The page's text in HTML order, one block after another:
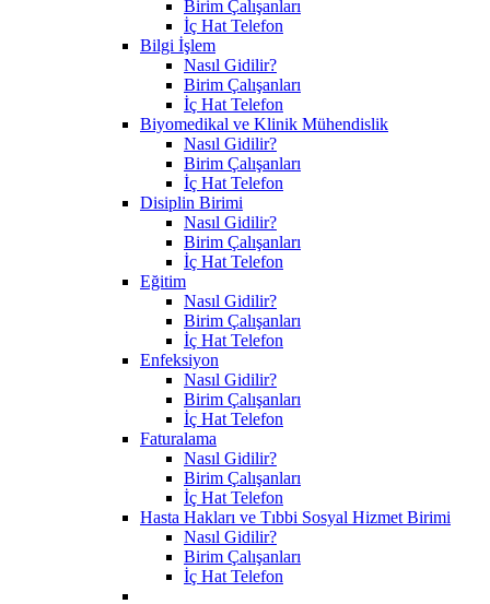
Birim Çalışanları
İç Hat Telefon
Bilgi İşlem
Nasıl Gidilir?
Birim Çalışanları
İç Hat Telefon
Biyomedikal ve Klinik Mühendislik
Nasıl Gidilir?
Birim Çalışanları
İç Hat Telefon
Disiplin Birimi
Nasıl Gidilir?
Birim Çalışanları
İç Hat Telefon
Eğitim
Nasıl Gidilir?
Birim Çalışanları
İç Hat Telefon
Enfeksiyon
Nasıl Gidilir?
Birim Çalışanları
İç Hat Telefon
Faturalama
Nasıl Gidilir?
Birim Çalışanları
İç Hat Telefon
Hasta Hakları ve Tıbbi Sosyal Hizmet Birimi
Nasıl Gidilir?
Birim Çalışanları
İç Hat Telefon